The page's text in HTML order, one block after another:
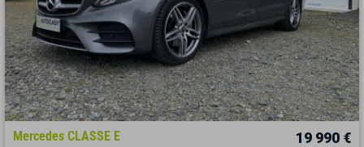
Mercedes CLASSE E 19 990 €